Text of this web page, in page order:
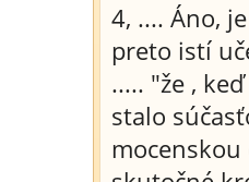
4, .... Áno,
preto istí
..... "že ,
stalo